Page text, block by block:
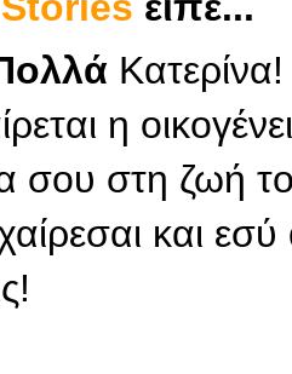
Κατερίνα!
η
σου στη ζωή
και